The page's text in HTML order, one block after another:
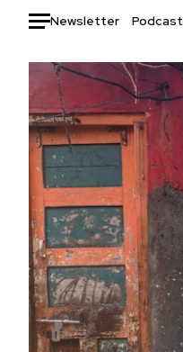
Newsletter Podcast
HOME
Italia
Politica
Tecnologia
Internet
Scienza
Cultura
Economia